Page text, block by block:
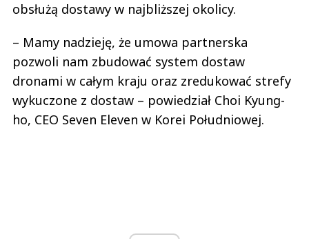
obsłużą dostawy w najbliższej okolicy.
– Mamy nadzieję, że umowa partnerska
pozwoli nam zbudować system dostaw
dronami w całym kraju oraz zredukować strefy
wykuczone z dostaw – powiedział Choi Kyung-
ho, CEO Seven Eleven w Korei Południowej.